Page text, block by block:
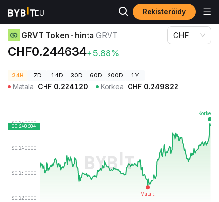
Rekisteröidy
Kryptohinnat GRVT Token-hinta GRVT
GRVT Token-hinta GRVT
CHF0.244634+5.88%
CHF
24H 7D 14D 30D 60D 200D 1Y
Matala CHF 0.224120 Korkea CHF 0.249822